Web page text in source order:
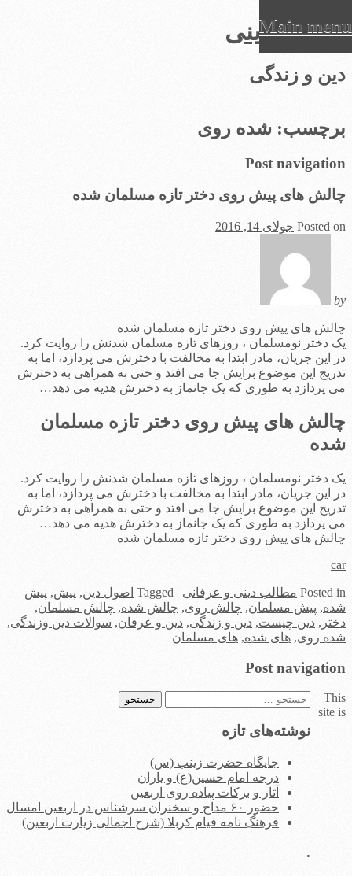
عرفان دینی
دین و زندگی
Main menu
to
content
برچسب: شده روی
Post navigation
چالش های پیش روی دختر تازه مسلمان شده
Posted on جولای 14, 2016
by
چالش های پیش روی دختر تازه مسلمان شده
یک دختر نومسلمان ، روزهای تازه مسلمان شدنش را روایت کرد.
در این جریان، مادر ابتدا به مخالفت با دخترش می پردازد، اما به
تدریج این موضوع برایش جا می افتد و حتی به همراهی به دخترش
می پردازد به طوری که یک جانماز به دخترش هدیه می دهد…
چالش های پیش روی دختر تازه مسلمان
شده
یک دختر نومسلمان ، روزهای تازه مسلمان شدنش را روایت کرد.
در این جریان، مادر ابتدا به مخالفت با دخترش می پردازد، اما به
تدریج این موضوع برایش جا می افتد و حتی به همراهی به دخترش
می پردازد به طوری که یک جانماز به دخترش هدیه می دهد…
چالش های پیش روی دختر تازه مسلمان شده
car
Posted in مطالب دینی و عرفانی |
Tagged اصول دین, پیش, پیش
شده, پیش مسلمان, چالش روی, چالش شده, چالش مسلمان,
دختر , دین چیست, دین و زندگی, دین و عرفان, سوالات دین وزندگی,
شده روی, های شده, های مسلمان
Post navigation
جستجو
نوشته‌های تازه
جایگاه حضرت زینب (س)
درجه امام حسین(ع) و یاران
آثار و برکات پیاده روی اربعین
حضور ۶۰ مداح و سخنران سرشناس در اربعین امسال
فرهنگ نامه قیام کربلا (شرح اجمالی زیارت اربعین)
.
This
site is